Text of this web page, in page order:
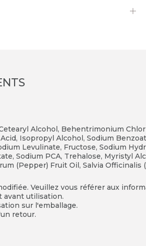
Alcohol, Behentrimonium
Isopropyl Alcohol, Sodium
Levulinate, Fructose, Sodium
Sodium PCA, Trehalose, Myristyl
(Pepper) Fruit Oil, Salvia Officinalis
Veuillez vous référer aux
avant utilisation.
sur l'emballage.
retour.